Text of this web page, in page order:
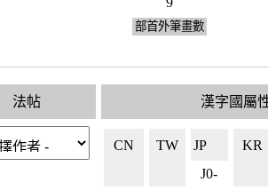
部首外筆畫數
法帖 漢字國屬
CN
TW
JP🇯🇵
J0-
KR